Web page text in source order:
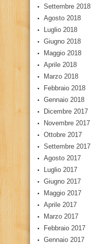
Settembre 2018
Agosto 2018
Luglio 2018
Giugno 2018
Maggio 2018
Aprile 2018
Marzo 2018
Febbraio 2018
Gennaio 2018
Dicembre 2017
Novembre 2017
Ottobre 2017
Settembre 2017
Agosto 2017
Luglio 2017
Giugno 2017
Maggio 2017
Aprile 2017
Marzo 2017
Febbraio 2017
Gennaio 2017